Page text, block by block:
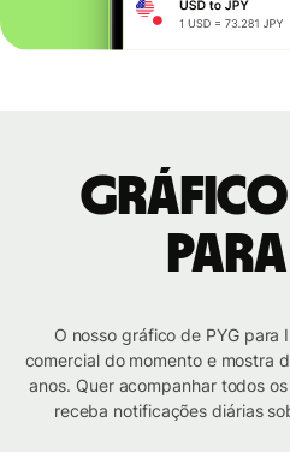
Gráfico
para
O nosso gráfico de PYG para
comercial do momento e mostra
anos. Quer acompanhar todos
receba notificações diárias